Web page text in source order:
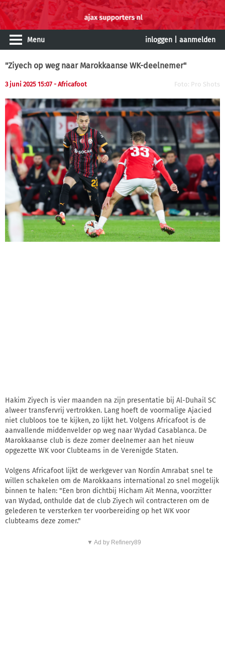
Menu inloggen aanmelden
"Ziyech op weg naar Marokkaanse WK-deelnemer"
3 juni 2025 15:07 - Africafoot Foto: Pro Shots
Hakim Ziyech is vier maanden na zijn presentatie bij Al-Duhail SC
alweer transfervrij vertrokken. Lang hoeft de voormalige Ajacied
niet clubloos toe te kijken, zo lijkt het. Volgens Africafoot is de
aanvallende middenvelder op weg naar Wydad Casablanca. De
Marokkaanse club is deze zomer deelnemer aan het nieuw
opgezette WK voor Clubteams in de Verenigde Staten.
Volgens Africafoot lijkt de werkgever van Nordin Amrabat snel te
willen schakelen om de Marokkaans international zo snel mogelijk
binnen te halen: "Een bron dichtbij Hicham Aït Menna, voorzitter
van Wydad, onthulde dat de club Ziyech wil contracteren om de
gelederen te versterken ter voorbereiding op het WK voor
clubteams deze zomer."
▼ Ad by Refinery89